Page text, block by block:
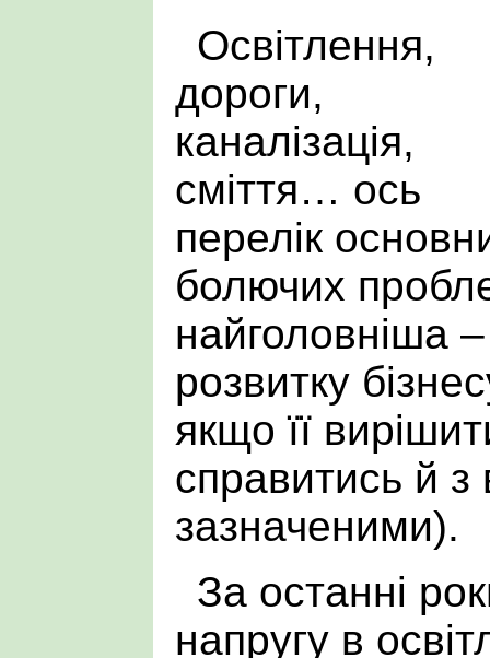
Освітлення,
дороги,
каналізація,
сміття… ось
перелік
болючих
найголовніша –
розвитку
якщо її
справитись й
зазначеними).
За останні
напругу в